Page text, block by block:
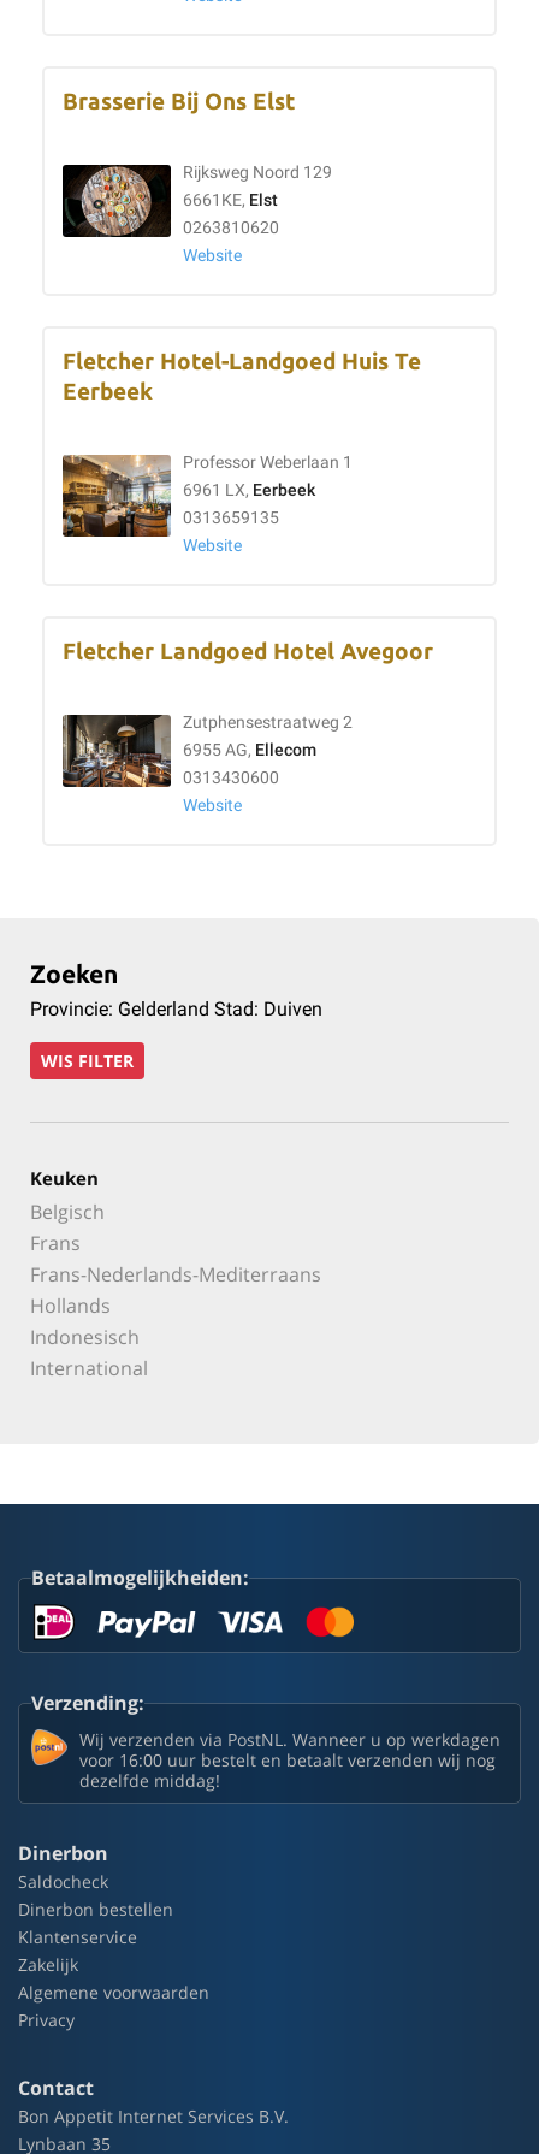
Brasserie Bij Ons Elst
Rijksweg Noord 129
6661KE, Elst
0263810620
Website
Fletcher Hotel-Landgoed Huis Te
Eerbeek
Professor Weberlaan 1
6961 LX, Eerbeek
0313659135
Website
Fletcher Landgoed Hotel Avegoor
Zutphensestraatweg 2
6955 AG, Ellecom
0313430600
Website
Zoeken
Provincie: Gelderland Stad: Duiven
WIS FILTER
Keuken
Belgisch
Frans
Frans-Nederlands-Mediterraans
Hollands
Indonesisch
International
Betaalmogelijkheiden:
Verzending:
Wij verzenden via PostNL. Wanneer u op werkdagen
voor 16:00 uur bestelt en betaalt verzenden wij nog
dezelfde middag!
Dinerbon
Saldocheck
Dinerbon bestellen
Klantenservice
Zakelijk
Algemene voorwaarden
Privacy
Contact
Bon Appetit Internet Services B.V.
Lynbaan 35